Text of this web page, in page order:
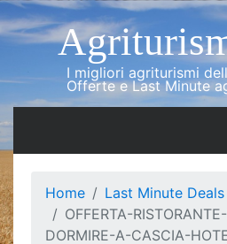
I migliori agriturismi
Offerte e Last Minute
Home
Last Minute Deals
OFFERTA-
DORMIRE-A-CASCIA-